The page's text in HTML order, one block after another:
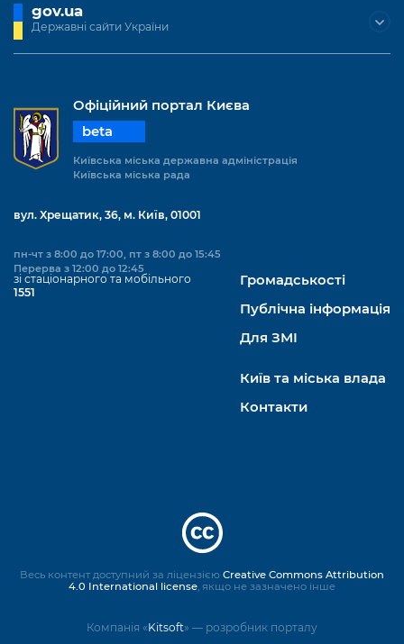
gov.ua
Державні сайти України
Офіційний портал Києва
beta
Київська міська державна адміністрація
Київська міська рада
вул. Хрещатик, 36, м. Київ, 01001
пн-чт з 8:00 до 17:00, пт з 8:00 до 15:45
Перерва з 12:00 до 12:45
зі стаціонарного та мобільного
1551
Громадськості
Публічна інформація
Для ЗМІ
Київ та міська влада
Контакти
Компанія «Kitsoft» — розробник порталу
Весь контент доступний за ліцензією Creative Commons Attribution
4.0 International license , якщо не зазначено інше